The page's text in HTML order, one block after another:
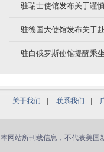
驻瑞士使馆发布关于谨
驻德国大使馆发布关于
驻白俄罗斯使馆提醒乘
关于我们 | 联系我们 |
本网站所刊载信息，不代表美国